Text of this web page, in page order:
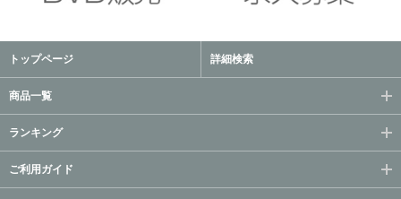
トップページ 詳細検索
商品一覧
ランキング
ご利用ガイド